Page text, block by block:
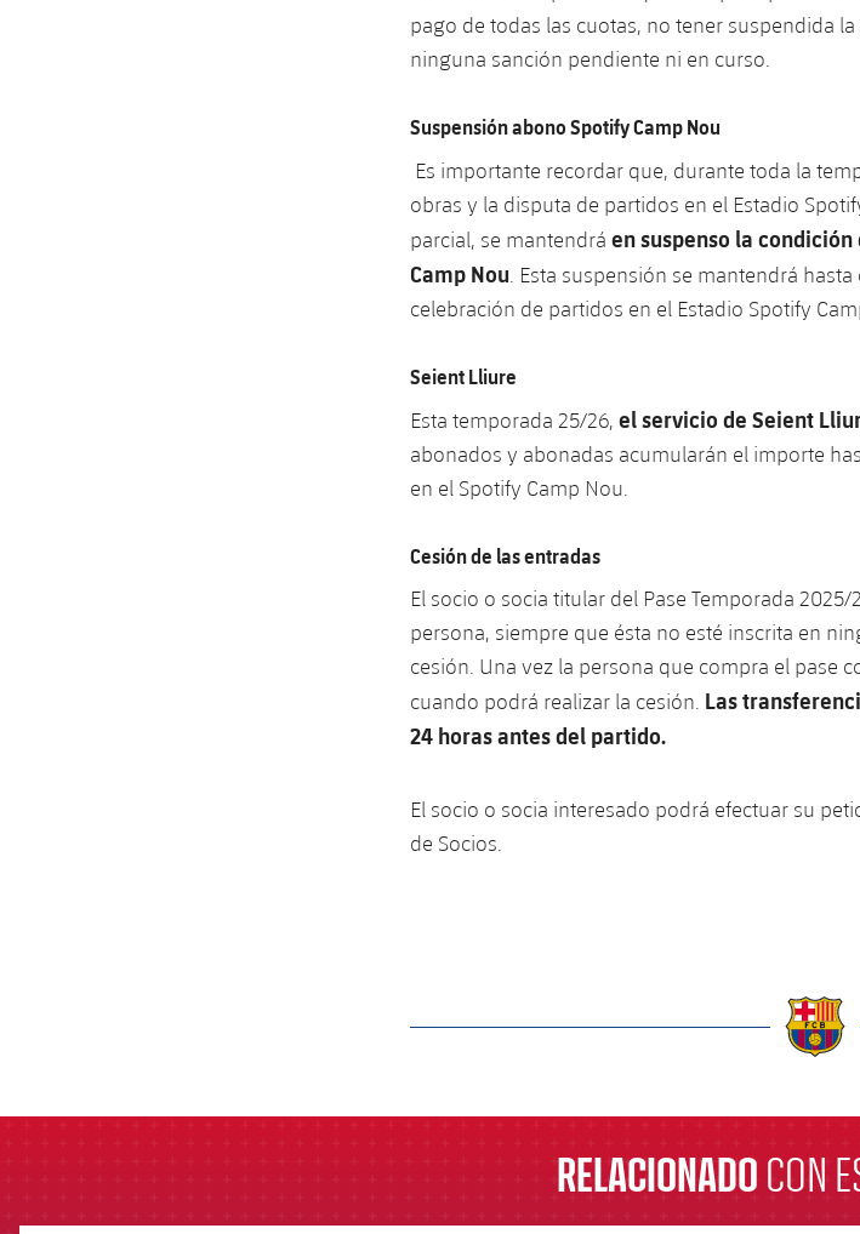
pago de todas las cuotas, no tener suspendida
ninguna sanción pendiente ni en curso.
Suspensión abono Spotify Camp Nou
Es importante recordar que, durante toda la
obras y la disputa de partidos en el Estadio
parcial, se mantendrá en suspenso la
Camp Nou . Esta suspensión se mantendrá
celebración de partidos en el Estadio Spotify
Seient Lliure
Esta temporada 25/26, el servicio de Seient
abonados y abonadas acumularán el importe
en el Spotify Camp Nou.
Cesión de las entradas
El socio o socia titular del Pase Temporada
persona, siempre que ésta no esté inscrita en
cesión. Una vez la persona que compra el pase
cuando podrá realizar la cesión. Las
24 horas antes del partido.
El socio o socia interesado podrá efectuar su
de Socios.
RELACIONADO CON